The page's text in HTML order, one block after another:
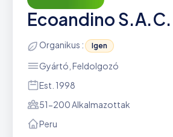
Ecoandino S.A.C.
Organikus : Igen
Gyártó, Feldolgozó
Est. 1998
51-200 Alkalmazottak
Peru